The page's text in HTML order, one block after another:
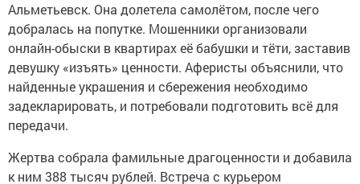
Альметьевск. Она долетела самолётом, после чего
добралась на попутке. Мошенники организовали
онлайн-обыски в квартирах её бабушки и тёти, заставив
девушку «изъять» ценности. Аферисты объяснили, что
найденные украшения и сбережения необходимо
задекларировать, и потребовали подготовить всё для
передачи.
Жертва собрала фамильные драгоценности и добавила
к ним 388 тысяч рублей. Встреча с курьером